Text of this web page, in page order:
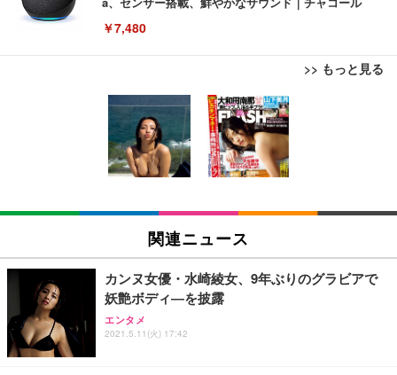
￥7,480
>> もっと見る
[EdoErgo] オフィスチェア 椅子 テレワーク 疲れな
い 跳ね上げ式アームレスト コンパクト 約105度ロッ
キング pc 事務椅子 360度回転 座面昇降 強化ナイロ
ン樹脂ベース 通気性メッシュ 在宅ワーク H-WY01
(黒網+黒枠+黒足)
￥5,699
SIHOO B100 オフィスチェア／デスクチェア メッシ
ュチェア 人間工学 疲れない ブラック
￥27,999
Sezlife オフィスチェア デスクチェア 疲れない テレ
ワーク チェア 強化バックレスト 30度ロッキング機
能 人間工学 椅子 腰サポート 90度跳ね上げ式アーム
EIZO ビジネス向けプレミアムモニター | FlexScan
EV3240X-WT | 31.5型4K UHD・USB Type-C・ホワ
イト
￥105,595
EIZO ビジネス向けプレミアムモニター | FlexScan
￥109,572
【純正品】27"ゲーミングモニター DualSense 充電
フック付き（CFI-ZDM1J）
Amazonベーシック ペットシーツ 薄型 レギュラー 1
回使い捨て 無香料 ホワイト 300枚
￥3,373
Amazonベーシック ペットシーツ 厚型 ワイド 42枚
x2袋(84枚) ホワイト(吸収面:ライトブルー)
￥3,234
ネオ・ルーライフ ネオ・オムツ L 中型犬用 26枚入
り 単品
関連ニュース
カンヌ女優・水崎綾女、9年ぶりのグラビアで
妖艶ボディ―を披露
エンタメ
2021.5.11(火) 17:42